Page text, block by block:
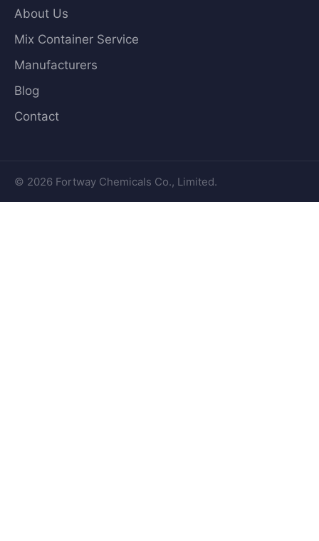
About Us
Mix Container Service
Manufacturers
Blog
Contact
© 2026 Fortway Chemicals Co., Limited.